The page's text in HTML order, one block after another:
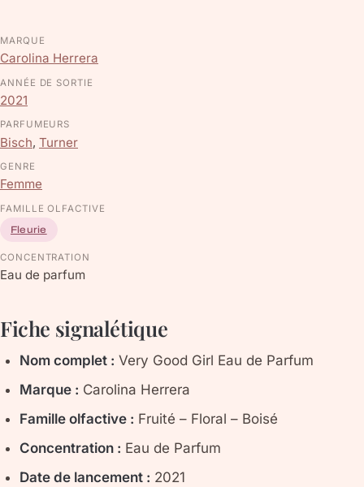
MARQUE
Carolina Herrera
ANNÉE DE SORTIE
2021
PARFUMEURS
Bisch, Turner
GENRE
Femme
FAMILLE OLFACTIVE
Fleurie
CONCENTRATION
Eau de parfum
Fiche signalétique
Nom complet : Very Good Girl Eau de Parfum
Marque : Carolina Herrera
Famille olfactive : Fruité – Floral – Boisé
Concentration : Eau de Parfum
Date de lancement : 2021